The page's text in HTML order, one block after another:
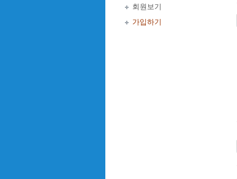
회원보기
가입하기